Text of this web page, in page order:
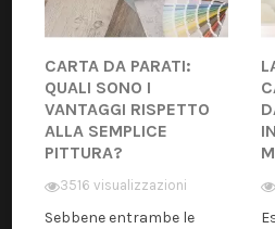
CARTA DA PARATI:
QUALI SONO I
VANTAGGI RISPETTO
ALLA SEMPLICE
PITTURA?
3516 visualizzazioni
Sebbene entrambe le